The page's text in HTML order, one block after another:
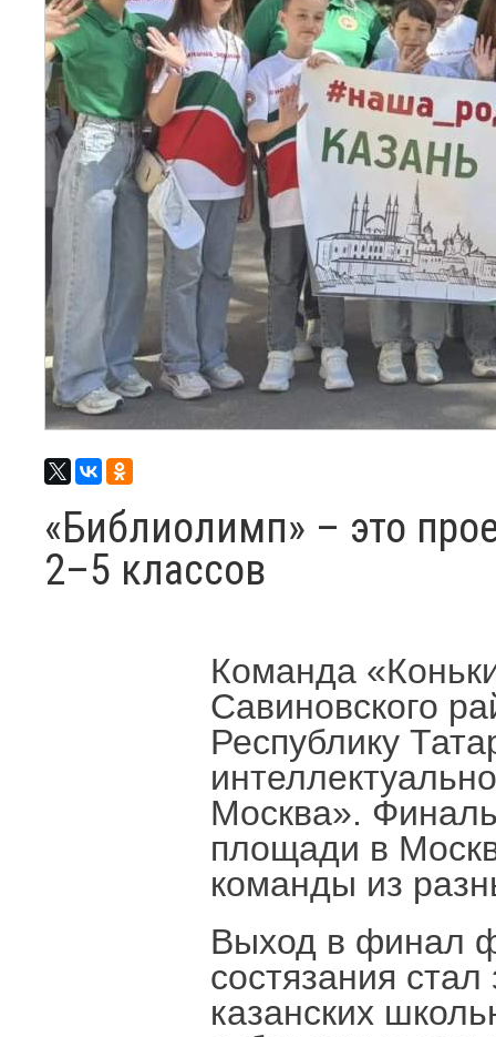
«Библиолимп» – это
2–5 классов
Команда
Савиновского
Республику
Москва».
площади в
команды из
Выход в финал
состязания
казанских